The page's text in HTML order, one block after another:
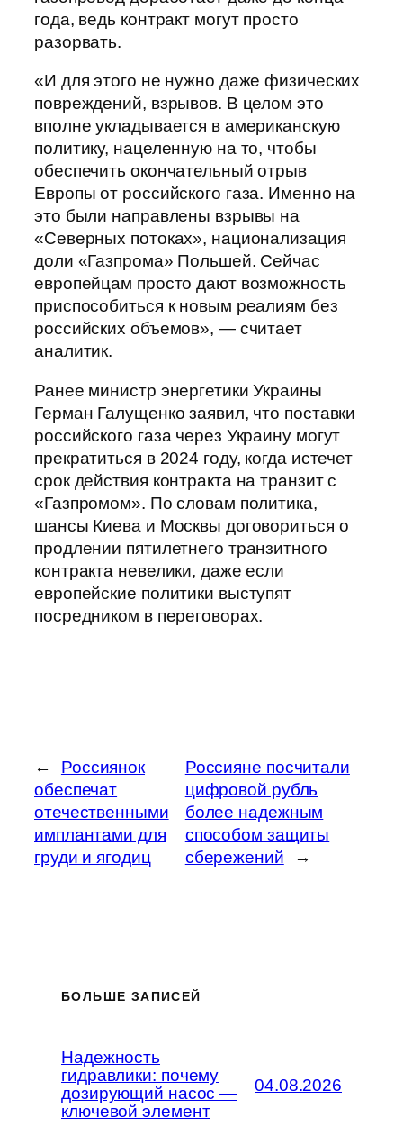
года, ведь контракт могут просто
разорвать.
«И для этого не нужно даже физических
повреждений, взрывов. В целом это
вполне укладывается в американскую
политику, нацеленную на то, чтобы
обеспечить окончательный отрыв
Европы от российского газа. Именно на
это были направлены взрывы на
«Северных потоках», национализация
доли «Газпрома» Польшей. Сейчас
европейцам просто дают возможность
приспособиться к новым реалиям без
российских объемов», — считает
аналитик.
Ранее министр энергетики Украины
Герман Галущенко заявил, что поставки
российского газа через Украину могут
прекратиться в 2024 году, когда истечет
срок действия контракта на транзит с
«Газпромом». По словам политика,
шансы Киева и Москвы договориться о
продлении пятилетнего транзитного
контракта невелики, даже если
европейские политики выступят
посредником в переговорах.
←
Россиянок
обеспечат
отечественными
имплантами для
груди и ягодиц
Россияне посчитали
цифровой рубль
более надежным
способом защиты
сбережений
→
БОЛЬШЕ ЗАПИСЕЙ
Надежность
гидравлики: почему
дозирующий насос —
ключевой элемент
04.08.2026